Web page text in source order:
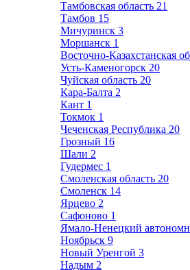
Тамбовская область 21
Тамбов 15
Мичуринск 3
Моршанск 1
Восточно-Казахстанская
Усть-Каменогорск 20
Чуйская область 20
Кара-Балта 2
Кант 1
Токмок 1
Чеченская Республика 20
Грозный 16
Шали 2
Гудермес 1
Смоленская область 20
Смоленск 14
Ярцево 2
Сафоново 1
Ямало-Ненецкий
Ноябрьск 9
Новый Уренгой 3
Надым 2